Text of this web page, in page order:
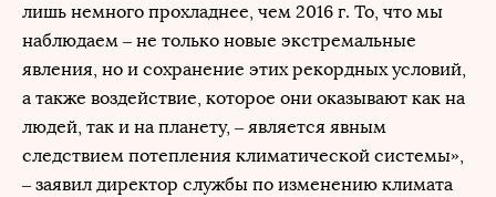
лишь немного прохладнее, чем 2016 г. То, что мы
наблюдаем – не только новые экстремальные
явления, но и сохранение этих рекордных условий,
а также воздействие, которое они оказывают как на
людей, так и на планету, – является явным
следствием потепления климатической системы»,
– заявил директор службы по изменению климата